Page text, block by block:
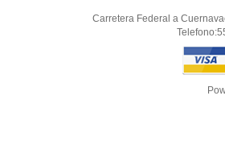
Carretera Federal a
Telefono: